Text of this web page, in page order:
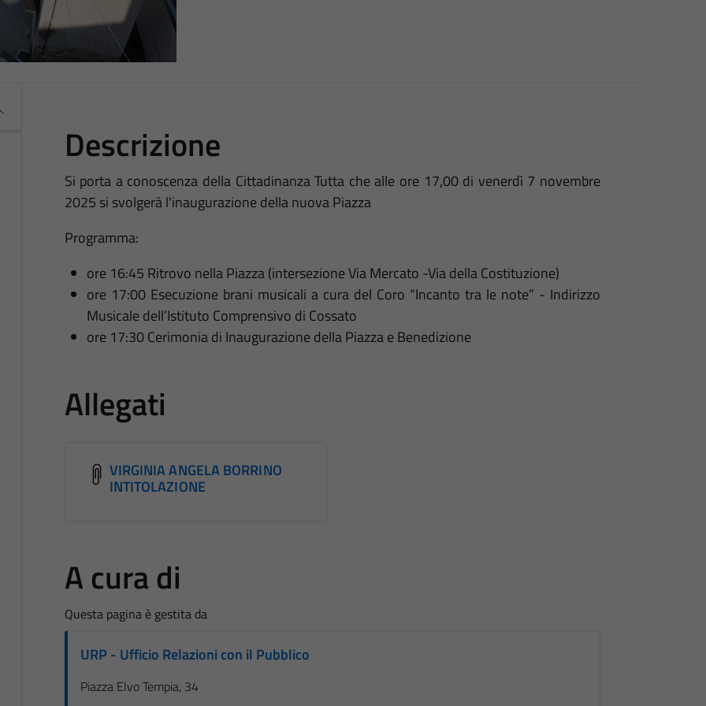
Descrizione
Si porta a conoscenza della Cittadinanza Tutta che alle ore 17,00 di venerdì 7 novembre
2025 si svolgerà l'inaugurazione della nuova Piazza
Programma:
ore 16:45 Ritrovo nella Piazza (intersezione Via Mercato -Via della Costituzione)
ore 17:00 Esecuzione brani musicali a cura del Coro “Incanto tra le note” - Indirizzo
Musicale dell’Istituto Comprensivo di Cossato
ore 17:30 Cerimonia di Inaugurazione della Piazza e Benedizione
Allegati
VIRGINIA ANGELA BORRINO
INTITOLAZIONE
A cura di
Questa pagina è gestita da
URP - Ufficio Relazioni con il Pubblico
Piazza Elvo Tempia, 34